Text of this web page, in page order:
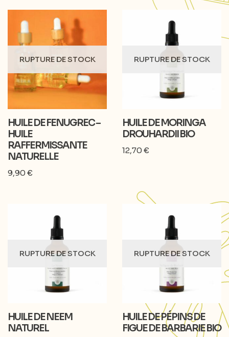
RUPTURE DE STOCK
HUILE DE FENUGREC –
HUILE
RAFFERMISSANTE
NATURELLE
9,90€
RUPTURE DE STOCK
HUILE DE MORINGA
DROUHARDII BIO
12,70€
RUPTURE DE STOCK
HUILE DE NEEM
NATUREL
RUPTURE DE STOCK
HUILE DE PÉPINS DE
FIGUE DE BARBARIE BIO